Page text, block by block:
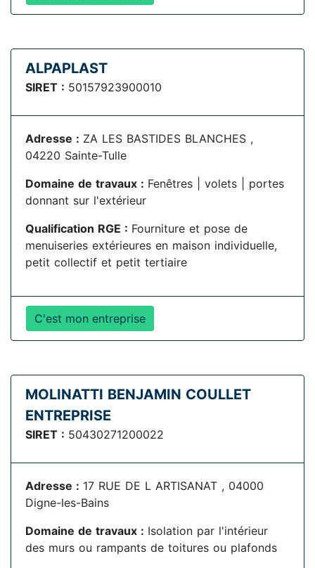
ALPAPLAST
SIRET : 50157923900010
Adresse : ZA LES BASTIDES BLANCHES ,
04220 Sainte-Tulle
Domaine de travaux : Fenêtres | volets | portes
donnant sur l'extérieur
Qualification RGE : Fourniture et pose de
menuiseries extérieures en maison individuelle,
petit collectif et petit tertiaire
C'est mon entreprise
MOLINATTI BENJAMIN COULLET
ENTREPRISE
SIRET : 50430271200022
Adresse : 17 RUE DE L ARTISANAT , 04000
Digne-les-Bains
Domaine de travaux : Isolation par l'intérieur
des murs ou rampants de toitures ou plafonds